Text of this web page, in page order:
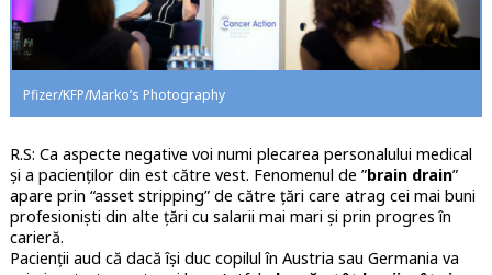
Pfizer/KFP/Marko’s Photography
R.S: Ca aspecte negative voi numi plecarea personalului medical
și a pacienților din est către vest. Fenomenul de ”brain drain”
apare prin “asset stripping” de către țări care atrag cei mai buni
profesioniști din alte țări cu salarii mai mari și prin progres în
carieră.
Pacienții aud că dacă își duc copilul în Austria sau Germania va